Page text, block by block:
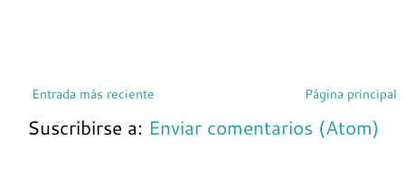
Entrada más reciente Página principal
Suscribirse a: Enviar comentarios (Atom)